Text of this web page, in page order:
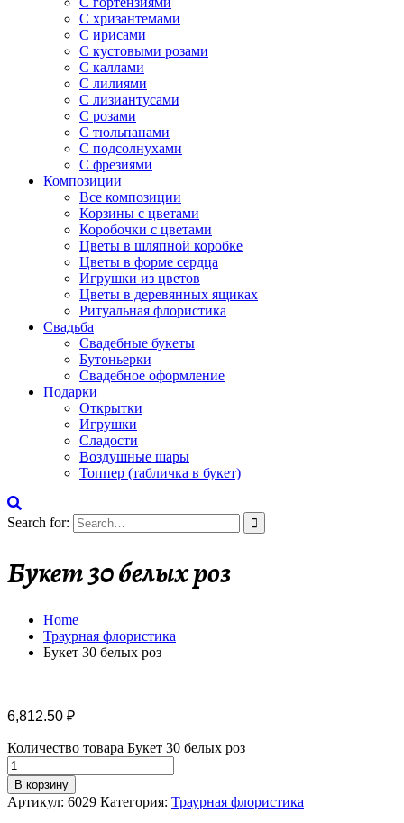
С хризантемами
С ирисами
С кустовыми розами
С каллами
С лилиями
С лизиантусами
С розами
С тюльпанами
С подсолнухами
С фрезиями
Композиции
Все композиции
Корзины с цветами
Коробочки с цветами
Цветы в шляпной коробке
Цветы в форме сердца
Игрушки из цветов
Цветы в деревянных ящиках
Ритуальная флористика
Свадьба
Свадебные букеты
Бутоньерки
Свадебное оформление
Подарки
Открытки
Игрушки
Сладости
Воздушные шары
Топпер (табличка в букет)
Search for:
Букет 30 белых роз
Home
Траурная флористика
Букет 30 белых роз
6,812.50 ₽
Количество товара Букет 30 белых роз
В корзину
Артикул: 6029 Категория: Траурная флористика